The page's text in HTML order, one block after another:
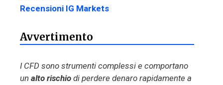
Recensioni IG Markets
Avvertimento
I CFD sono strumenti complessi e comportano
un alto rischio di perdere denaro rapidamente a